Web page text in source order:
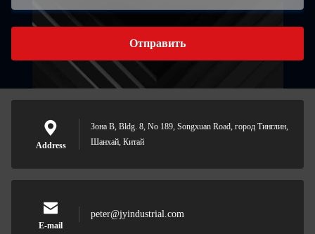
Отправить
Address
Зона B, Bldg. 8, No 189, Songxuan Road, город Тинглин,
Шанхай, Китай
E-mail
peter@jyindustrial.com